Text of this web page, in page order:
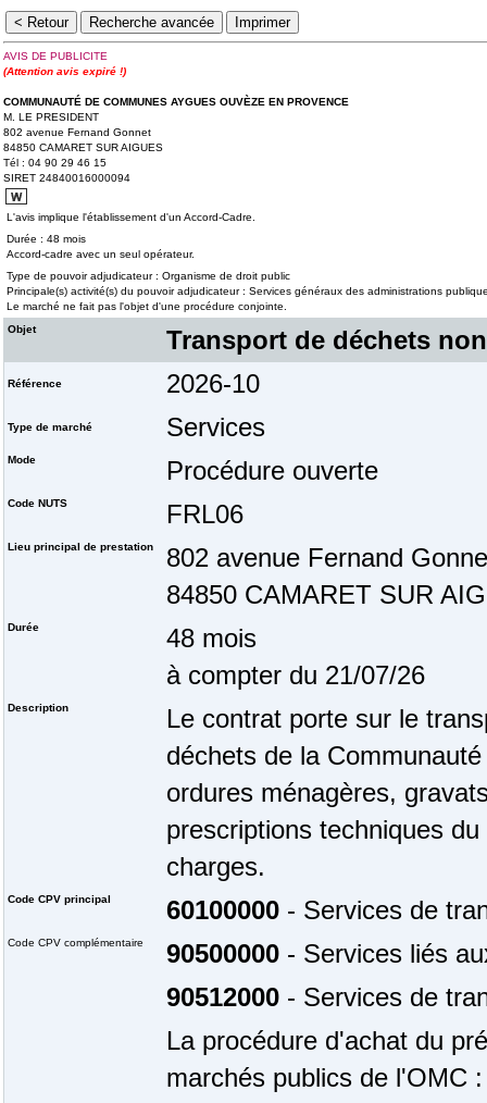
AVIS DE PUBLICITE
(Attention avis expiré !)
COMMUNAUTÉ DE COMMUNES AYGUES OUVÈZE EN PROVENCE
M. LE PRESIDENT
802 avenue Fernand Gonnet
84850 CAMARET SUR AIGUES
Tél : 04 90 29 46 15
SIRET 24840016000094
L'avis implique l'établissement d'un Accord-Cadre.
Durée : 48 mois
Accord-cadre avec un seul opérateur.
Type de pouvoir adjudicateur : Organisme de droit public
Principale(s) activité(s) du pouvoir adjudicateur : Services généraux des administrations
Le marché ne fait pas l'objet d'une procédure conjointe.
Objet
Transport de déchets
Référence 2026-10
Type de marché Services
Mode Procédure ouverte
Code NUTS FRL06
Lieu principal de prestation
802 avenue Fernand
84850 CAMARET SUR
Durée
48 mois
à compter du 21/07/26
Description
Le contrat porte sur le
déchets de la
ordures ménagères,
prescriptions techniques
charges.
Code CPV principal 60100000 - Services de
Code CPV complémentaire 90500000 - Services liés
90512000 - Services de
La procédure d'achat du
marchés publics de l'OMC